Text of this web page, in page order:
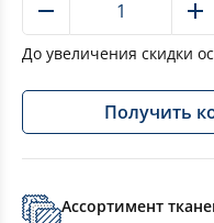
До увеличения скидки
Получить
Ассортимент